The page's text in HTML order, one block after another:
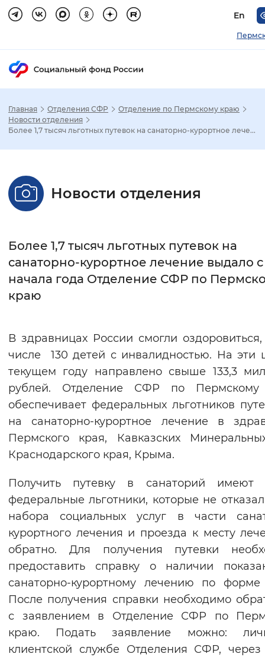
En
Настройка режима отображения
Стандартный Увеличенный
Интервал между буквами
Цвет сайта
Инверсивный
Синий фон
Изображения
Включены Выключены
Воспроизвести Остановить
Вернуть стандартные настройки
Главная Отделения СФР
Отделение по Пермскому краю
Новости отделения
Более 1,7 тысяч льготных путевок на санаторно-курортное лече...
Новости отделения
Более 1,7 тысяч льготных путевок на
санаторно-курортное лечение выдало с
начала года Отделение СФР по
краю
В здравницах России смогли
числе 130 детей с инвалидностью. На эти
текущем году направлено свыше 133,3
рублей. Отделение СФР по
обеспечивает федеральных льготников
на санаторно-курортное лечение в
Пермского края, Кавказских
Краснодарского края, Крыма.
Получить путевку в санаторий имеют
федеральные льготники, которые не
набора социальных услуг в части
курортного лечения и проезда к месту
обратно. Для получения путевки
предоставить справку о наличии
санаторно-курортному лечению по форме
После получения справки необходимо
с заявлением в Отделение СФР по
краю. Подать заявление можно:
клиентской службе Отделения СФР,